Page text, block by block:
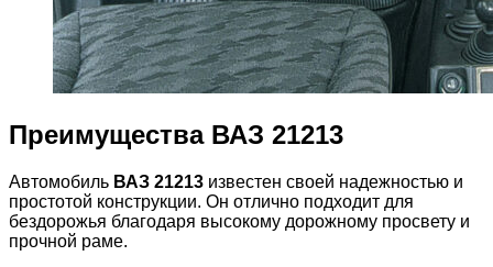
Преимущества ВАЗ 21213
Автомобиль ВАЗ 21213 известен своей надежностью и
простотой конструкции. Он отлично подходит для
бездорожья благодаря высокому дорожному просвету и
прочной раме.